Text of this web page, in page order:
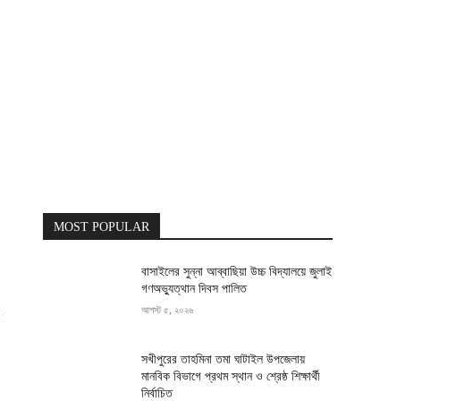
MOST POPULAR
বাসাইলের সুন্না আব্বাছিয়া উচ্চ বিদ্যালয়ে জুলাই
গণঅভ্যুত্থান দিবস পালিত
আগস্ট ৫, ২০২৬
সখীপুরের তাহমিনা তমা ঘাটাইল উপজেলায়
মানবিক বিভাগে প্রথম স্থান ও শ্রেষ্ঠ শিক্ষার্থী
নির্বাচিত